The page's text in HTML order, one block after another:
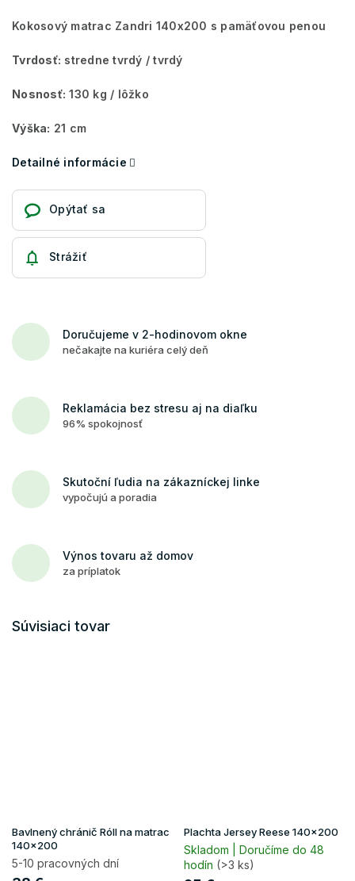
Kokosový matrac Zandri 140x200 s pamäťovou penou
Tvrdosť: stredne tvrdý / tvrdý
Nosnosť: 130 kg / lôžko
Výška: 21 cm
Detailné informácie
Opýtať sa
Strážiť
Doručujeme v 2-hodinovom okne
nečakajte na kuriéra celý deň
Reklamácia bez stresu aj na diaľku
96% spokojnosť
Skutoční ľudia na zákazníckej linke
vypočujú a poradia
Výnos tovaru až domov
za príplatok
Súvisiaci tovar
Bavlnený chránič Róll na matrac
140x200
5-10 pracovných dní
Plachta Jersey Reese 140x200
Skladom | Doručíme do 48
hodín (>3 ks)